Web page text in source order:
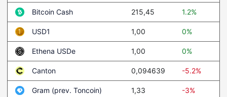
Bitcoin Cash 215,45 1.2%
USD1 1,00 0%
Ethena USDe 1,00 0%
Canton 0,094639 -5.2%
Gram (prev. Toncoin) 1,33 -3%